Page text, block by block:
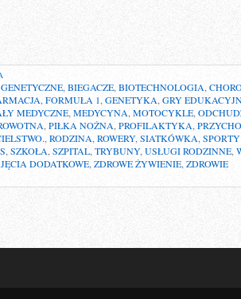
, BIEGACZE BIOTECHNOLOGIA
, FORMUŁA 1 GENETYKA GRY
MEDYCZNE MEDYCYNA MOTOCYKLE
, PIŁKA NOŻNA PROFILAKTYKA
RODZINA ROWERY, SIATKÓWKA
SZKOŁA, SZPITAL TRYBUNY, USŁUGI RODZINNE
DODATKOWE, ZDROWE ŻYWIENIE ZDROWIE